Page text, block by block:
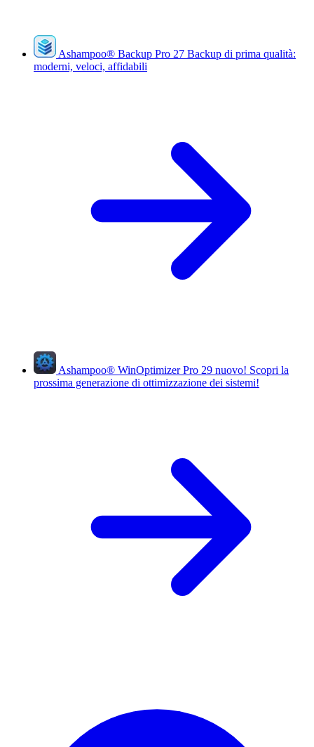
Ashampoo® Backup Pro 27 Backup di prima qualità:
moderni, veloci, affidabili
Ashampoo® WinOptimizer Pro 29 nuovo! Scopri la
prossima generazione di ottimizzazione dei sistemi!